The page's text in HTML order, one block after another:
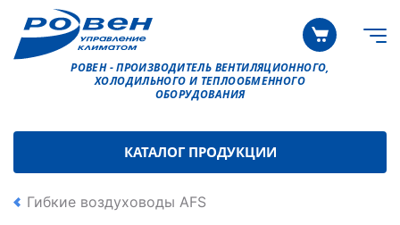
РОВЕН - ПРОИЗВОДИТЕЛЬ ВЕНТИЛЯЦИОННОГО,
ХОЛОДИЛЬНОГО И ТЕПЛООБМЕННОГО
ОБОРУДОВАНИЯ
КАТАЛОГ ПРОДУКЦИИ
Гибкие воздуховоды AFS